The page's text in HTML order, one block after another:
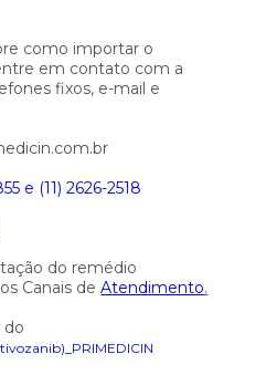
como importar o
em contato com a
fixos, e-mail e
e (11) 2626-2518
do remédio
Canais deAtendimento.
do